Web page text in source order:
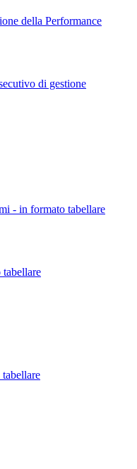
della Performance
di gestione
- in formato tabellare